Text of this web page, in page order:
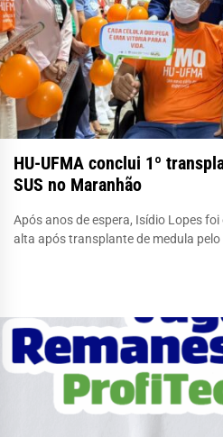
HU-UFMA conclui 1º
SUS no Maranhão
Após anos de espera, Isídio Lopes
alta após transplante de medula pelo